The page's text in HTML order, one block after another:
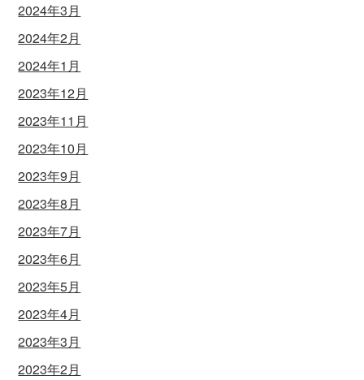
2024年3月
2024年2月
2024年1月
2023年12月
2023年11月
2023年10月
2023年9月
2023年8月
2023年7月
2023年6月
2023年5月
2023年4月
2023年3月
2023年2月